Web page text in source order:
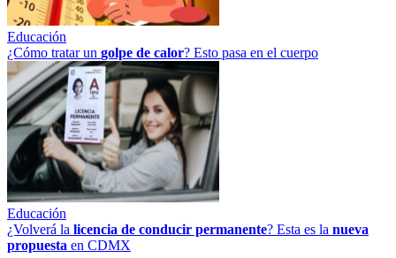
Educación
¿Cómo tratar un golpe de calor? Esto pasa en el cuerpo
Educación
¿Volverá la licencia de conducir permanente? Esta es la nueva
propuesta en CDMX